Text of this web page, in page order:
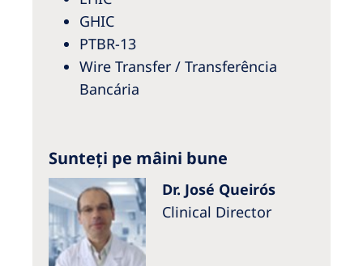
GHIC
PTBR-13
Wire Transfer / Transferência
Bancária
Sunteți pe mâini bune
Dr. José Queirós
Clinical Director